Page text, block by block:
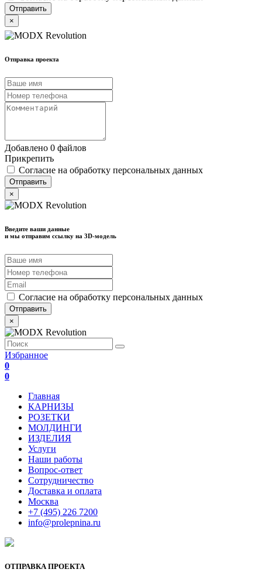
×
Отправка проекта
Добавлено 0 файлов
Прикрепить
Согласие на обработку персональных данных
×
Введите ваши данные
и мы отправим ссылку на 3D-модель
Согласие на обработку персональных данных
×
Избранное
0
0
Главная
КАРНИЗЫ
РОЗЕТКИ
МОЛДИНГИ
ИЗДЕЛИЯ
Услуги
Наши работы
Вопрос-ответ
Сотрудничество
Доставка и оплата
Москва
+7 (495) 226 7200
info@prolepnina.ru
ОТПРАВКА ПРОЕКТА